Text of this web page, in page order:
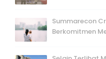
Summarecon
Berkomitmen